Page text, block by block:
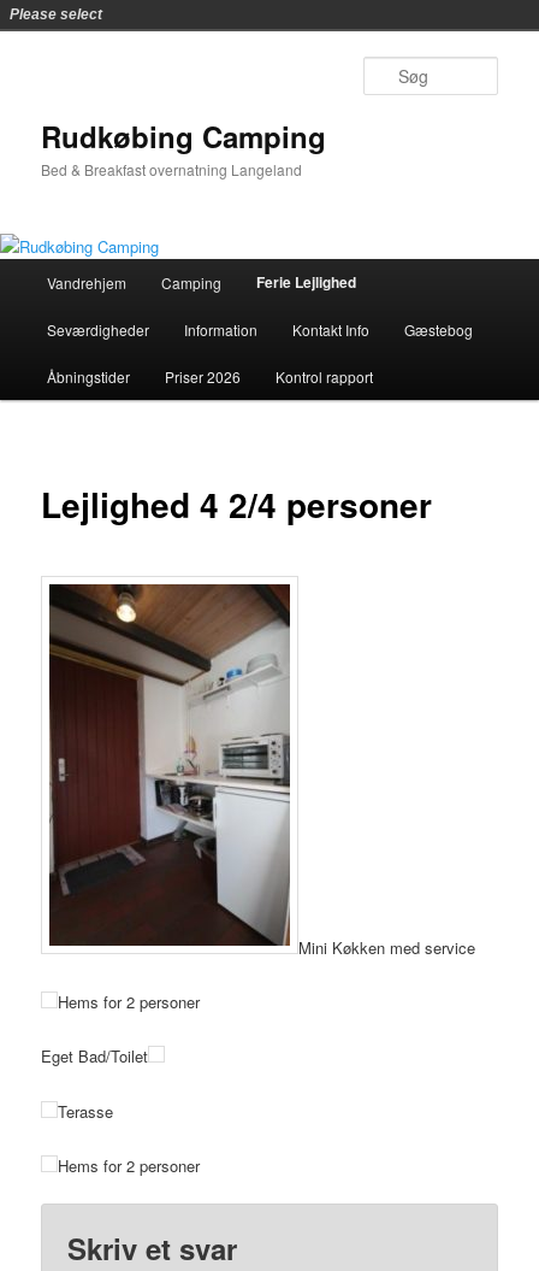
Rudkøbing Camping
Bed & Breakfast overnatning Langeland
Vandrehjem Camping Ferie Lejlighed
Seværdigheder Information Kontakt Info Gæstebog
Åbningstider Priser 2026 Kontrol rapport
Lejlighed 4 2/4 personer
Mini Køkken med service
Hems for 2 personer
Eget Bad/Toilet
Terasse
Hems for 2 personer
Skriv et svar
Please select